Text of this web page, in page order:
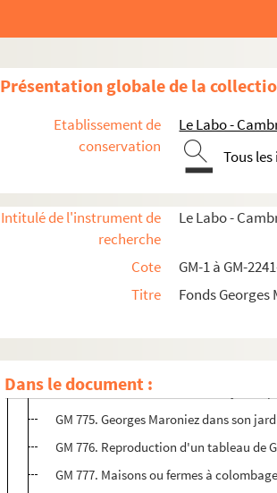
Présentation globale de la
Etablissement de
conservation
Le Labo -
Tous
Intitulé de l'instrument de
recherche
Le Labo -
Cote
GM-1 à GM-
Titre
Fonds Georges
Dans le document :
GM 763. Femme sur une terrasse en
GM 765. Mme Maroniez et deux de ses
GM 766. Port avec bateaux à vapeur,
GM 767. Ciel et mer au coucher du soleil
GM 768. Marché devant l'hôtel de ville
GM 771. Falaise et plage rocheuse,
GM 772. Maisons en bord de mer sur
GM 773. Paysan et cheval de labour
GM 774. Femme en noir dans un jardin
GM 775. Georges Maroniez dans son
GM 776. Reproduction d'un tableau de
GM 777. Maisons ou fermes à